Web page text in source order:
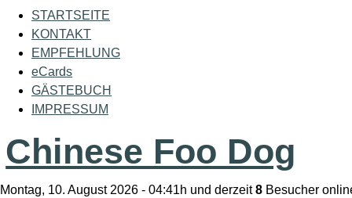
STARTSEITE
KONTAKT
EMPFEHLUNG
eCards
GÄSTEBUCH
IMPRESSUM
Chinese Foo Dog
Montag, 10. August 2026 - 04:41h und derzeit8 Besucher